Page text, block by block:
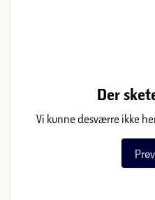
Der
Vi kunne desværre ikke